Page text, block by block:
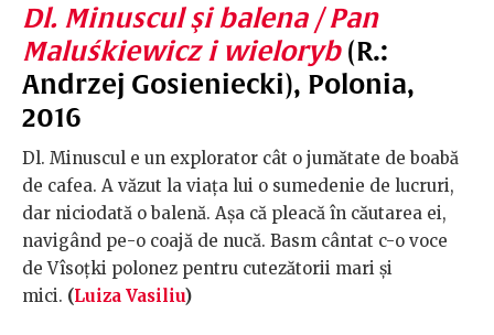
Dl. Minuscul şi balena / Pan
Maluśkiewicz i wieloryb(R.:
Andrzej Gosieniecki), Polonia,
2016
Dl. Minuscul e un explorator cât o jumătate de boabă
de cafea. A văzut la viața lui o sumedenie de lucruri,
dar niciodată o balenă. Așa că pleacă în căutarea ei,
navigând pe-o coajă de nucă. Basm cântat c-o voce
de Vîsoțki polonez pentru cutezătorii mari și
mici. (Luiza Vasiliu)